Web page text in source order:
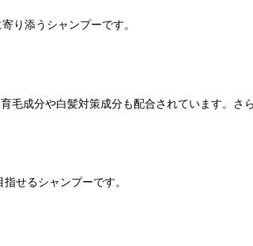
り添うシャンプーです。
毛成分や白髪対策成分も配合されています。さら
せるシャンプーです。